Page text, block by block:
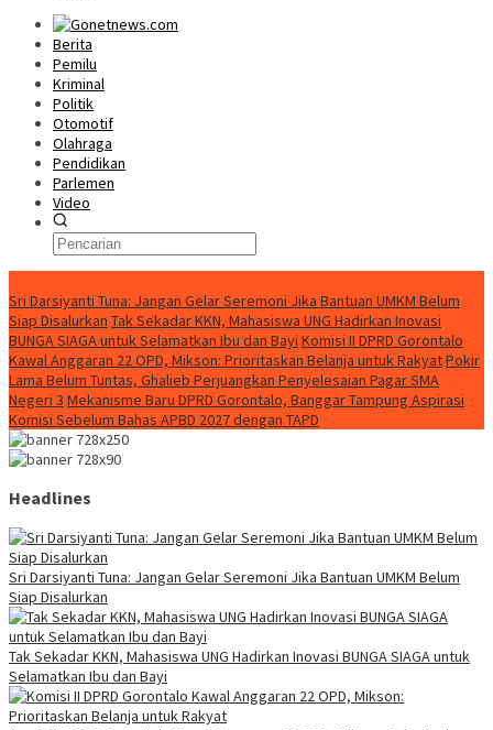
Berita
Pemilu
Kriminal
Politik
Otomotif
Olahraga
Pendidikan
Parlemen
Video
Sri Darsiyanti Tuna: Jangan Gelar Seremoni Jika Bantuan UMKM Belum
Siap Disalurkan Tak Sekadar KKN, Mahasiswa UNG Hadirkan Inovasi
BUNGA SIAGA untuk Selamatkan Ibu dan Bayi Komisi II DPRD Gorontalo
Kawal Anggaran 22 OPD, Mikson: Prioritaskan Belanja untuk RakyatPokir
Lama Belum Tuntas, Ghalieb Perjuangkan Penyelesaian Pagar SMA
Negeri 3 Mekanisme Baru DPRD Gorontalo, Banggar Tampung Aspirasi
Komisi Sebelum Bahas APBD 2027 dengan TAPD
Headlines
Sri Darsiyanti Tuna: Jangan Gelar Seremoni Jika Bantuan UMKM Belum
Siap Disalurkan
Tak Sekadar KKN, Mahasiswa UNG Hadirkan Inovasi BUNGA SIAGA untuk
Selamatkan Ibu dan Bayi